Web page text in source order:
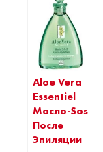
Aloe Vera
Essentiel
Масло-Sos
После
Эпиляции